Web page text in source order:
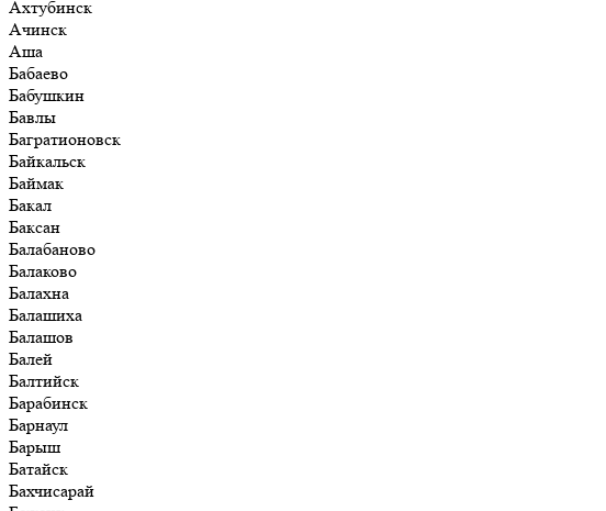
Ахтубинск
Ачинск
Аша
Бабаево
Бабушкин
Бавлы
Багратионовск
Байкальск
Баймак
Бакал
Баксан
Балабаново
Балаково
Балахна
Балашиха
Балашов
Балей
Балтийск
Барабинск
Барнаул
Барыш
Батайск
Бахчисарай